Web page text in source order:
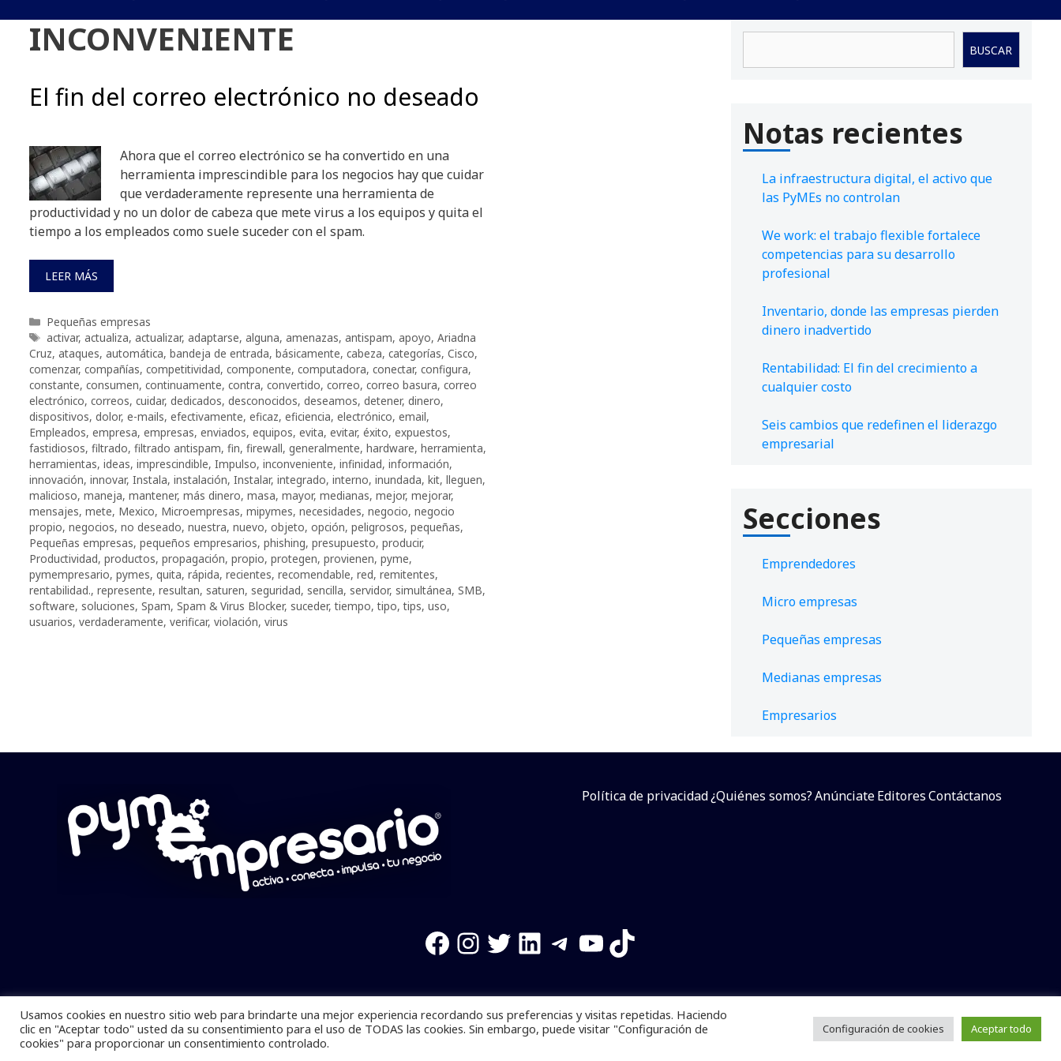
INCONVENIENTE
El fin del correo electrónico no deseado
Ahora que el correo electrónico se ha convertido en una
herramienta imprescindible para los negocios hay que cuidar
que verdaderamente represente una herramienta de
productividad y no un dolor de cabeza que mete virus a los equipos y quita el
tiempo a los empleados como suele suceder con el spam.
LEER MÁS
Categorías
Pequeñas empresas
Etiquetas
activar, actualiza, actualizar, adaptarse, alguna, amenazas, antispam, apoyo, Ariadna
Cruz, ataques, automática, bandeja de entrada, básicamente, cabeza, categorías, Cisco,
comenzar, compañías, competitividad, componente, computadora, conectar, configura,
constante, consumen, continuamente, contra, convertido, correo, correo basura, correo
electrónico, correos, cuidar, dedicados, desconocidos, deseamos, detener, dinero,
dispositivos, dolor, e-mails, efectivamente, eficaz, eficiencia, electrónico, email,
Empleados, empresa, empresas, enviados, equipos, evita, evitar, éxito, expuestos,
fastidiosos, filtrado, filtrado antispam, fin, firewall, generalmente, hardware, herramienta,
herramientas, ideas, imprescindible, Impulso, inconveniente, infinidad, información,
innovación, innovar, Instala, instalación, Instalar, integrado, interno, inundada, kit, lleguen,
malicioso, maneja, mantener, más dinero, masa, mayor, medianas, mejor, mejorar,
mensajes, mete, Mexico, Microempresas, mipymes, necesidades, negocio, negocio
propio, negocios, no deseado, nuestra, nuevo, objeto, opción, peligrosos, pequeñas,
Pequeñas empresas, pequeños empresarios, phishing, presupuesto, producir,
Productividad, productos, propagación, propio, protegen, provienen, pyme,
pymempresario, pymes, quita, rápida, recientes, recomendable, red, remitentes,
rentabilidad., represente, resultan, saturen, seguridad, sencilla, servidor, simultánea, SMB,
software, soluciones, Spam, Spam & Virus Blocker, suceder,tiempo,tipo,tips, uso,
usuarios, verdaderamente, verificar, violación, virus
BUSCAR
Notas recientes
La infraestructura digital, el activo que
las PyMEs no controlan
We work: el trabajo flexible fortalece
competencias para su desarrollo
profesional
Inventario, donde las empresas pierden
dinero inadvertido
Rentabilidad: El fin del crecimiento a
cualquier costo
Seis cambios que redefinen el liderazgo
empresarial
Secciones
Emprendedores
Micro empresas
Pequeñas empresas
Medianas empresas
Empresarios
Política de privacidad¿Quiénes somos?AnúnciateEditoresContáctanos
Facebook
Instagram
Twitter
LinkedIn
Telegram
YouTube
TikTok
Pymempresario © 2025 Todos los derechos reservados. Se prohibe el uso de la información total o parcial sin dar referencia a la fuente.
Desarrollado poryalla ya!
Usamos cookies en nuestro sitio web para brindarte una mejor experiencia recordando sus preferencias y visitas repetidas. Haciendo
clic en "Aceptar todo" usted da su consentimiento para el uso de TODAS las cookies. Sin embargo, puede visitar "Configuración de
cookies" para proporcionar un consentimiento controlado.
Configuración de cookies Aceptar todo